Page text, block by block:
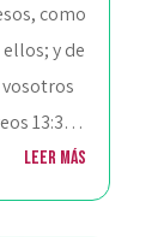
como
y de
13:3…
Leer más